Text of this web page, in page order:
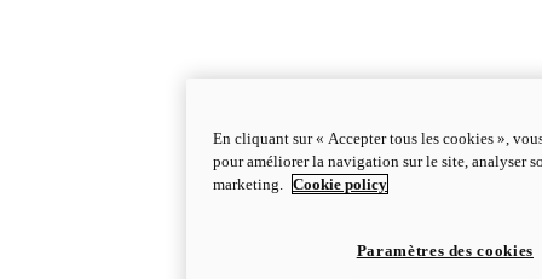
En cliquant sur « Accepter tous les cookies »,
pour améliorer la navigation sur le site, analyser
marketing.
Cookie policy
Paramètres des cookies